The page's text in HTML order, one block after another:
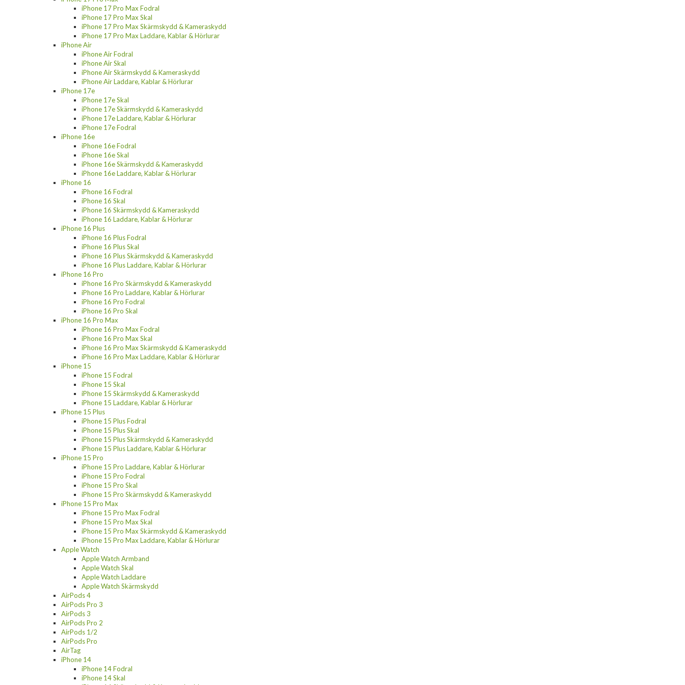
iPhone 17 Pro Max Fodral
iPhone 17 Pro Max Skal
iPhone 17 Pro Max Skärmskydd & Kameraskydd
iPhone 17 Pro Max Laddare, Kablar & Hörlurar
iPhone Air
iPhone Air Fodral
iPhone Air Skal
iPhone Air Skärmskydd & Kameraskydd
iPhone Air Laddare, Kablar & Hörlurar
iPhone 17e
iPhone 17e Skal
iPhone 17e Skärmskydd & Kameraskydd
iPhone 17e Laddare, Kablar & Hörlurar
iPhone 17e Fodral
iPhone 16e
iPhone 16e Fodral
iPhone 16e Skal
iPhone 16e Skärmskydd & Kameraskydd
iPhone 16e Laddare, Kablar & Hörlurar
iPhone 16
iPhone 16 Fodral
iPhone 16 Skal
iPhone 16 Skärmskydd & Kameraskydd
iPhone 16 Laddare, Kablar & Hörlurar
iPhone 16 Plus
iPhone 16 Plus Fodral
iPhone 16 Plus Skal
iPhone 16 Plus Skärmskydd & Kameraskydd
iPhone 16 Plus Laddare, Kablar & Hörlurar
iPhone 16 Pro
iPhone 16 Pro Skärmskydd & Kameraskydd
iPhone 16 Pro Laddare, Kablar & Hörlurar
iPhone 16 Pro Fodral
iPhone 16 Pro Skal
iPhone 16 Pro Max
iPhone 16 Pro Max Fodral
iPhone 16 Pro Max Skal
iPhone 16 Pro Max Skärmskydd & Kameraskydd
iPhone 16 Pro Max Laddare, Kablar & Hörlurar
iPhone 15
iPhone 15 Fodral
iPhone 15 Skal
iPhone 15 Skärmskydd & Kameraskydd
iPhone 15 Laddare, Kablar & Hörlurar
iPhone 15 Plus
iPhone 15 Plus Fodral
iPhone 15 Plus Skal
iPhone 15 Plus Skärmskydd & Kameraskydd
iPhone 15 Plus Laddare, Kablar & Hörlurar
iPhone 15 Pro
iPhone 15 Pro Laddare, Kablar & Hörlurar
iPhone 15 Pro Fodral
iPhone 15 Pro Skal
iPhone 15 Pro Skärmskydd & Kameraskydd
iPhone 15 Pro Max
iPhone 15 Pro Max Fodral
iPhone 15 Pro Max Skal
iPhone 15 Pro Max Skärmskydd & Kameraskydd
iPhone 15 Pro Max Laddare, Kablar & Hörlurar
Apple Watch
Apple Watch Armband
Apple Watch Skal
Apple Watch Laddare
Apple Watch Skärmskydd
AirPods 4
AirPods Pro 3
AirPods 3
AirPods Pro 2
AirPods 1/2
AirPods Pro
AirTag
iPhone 14
iPhone 14 Fodral
iPhone 14 Skal